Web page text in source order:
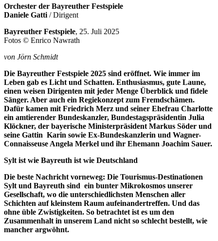
Orchester der Bayreuther Festspiele
Daniele Gatti / Dirigent
Bayreuther Festspiele, 25. Juli 2025
Fotos © Enrico Nawrath
von Jörn Schmidt
Die Bayreuther Festspiele 2025 sind eröffnet. Wie immer im
Leben gab es Licht und Schatten. Enthusiasmus, gute Laune,
einen weisen Dirigenten mit jeder Menge Überblick und fidele
Sänger. Aber auch ein Regiekonzept zum Fremdschämen.
Dafür kamen mit Friedrich Merz und seiner Ehefrau Charlotte
ein amtierender Bundeskanzler, Bundestagspräsidentin Julia
Klöckner, der bayerische Ministerpräsident Markus Söder und
seine Gattin Karin sowie Ex-Bundeskanzlerin und Wagner-
Connaisseuse Angela Merkel und ihr Ehemann Joachim Sauer.
Sylt ist wie Bayreuth ist wie Deutschland
Die beste Nachricht vorneweg: Die Tourismus-Destinationen
Sylt und Bayreuth sind ein bunter Mikrokosmos unserer
Gesellschaft, wo die unterschiedlichsten Menschen aller
Schichten auf kleinstem Raum aufeinandertreffen. Und das
ohne üble Zwistigkeiten. So betrachtet ist es um den
Zusammenhalt in unserem Land nicht so schlecht bestellt, wie
mancher argwöhnt.